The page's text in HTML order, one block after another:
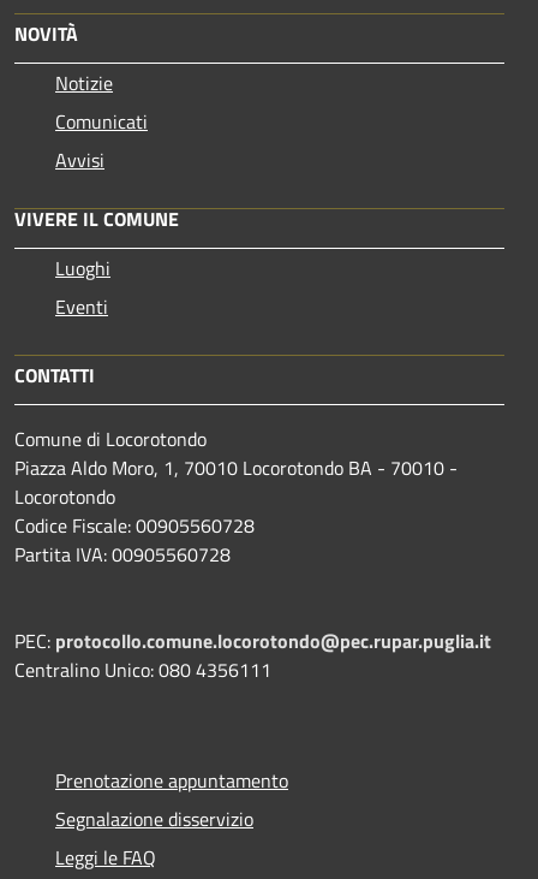
NOVITÀ
Notizie
Comunicati
Avvisi
VIVERE IL COMUNE
Luoghi
Eventi
CONTATTI
Comune di Locorotondo
Piazza Aldo Moro, 1, 70010 Locorotondo BA - 70010 -
Locorotondo
Codice Fiscale: 00905560728
Partita IVA: 00905560728
PEC: protocollo.comune.locorotondo@pec.rupar.puglia.it
Centralino Unico: 080 4356111
Prenotazione appuntamento
Segnalazione disservizio
Leggi le FAQ